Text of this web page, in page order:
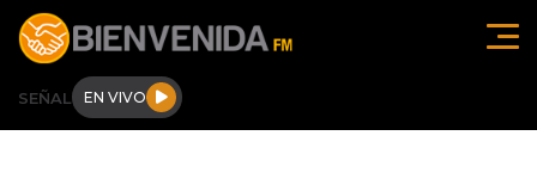
Click acá para ir directamente al contenido
SEÑAL EN VIVO